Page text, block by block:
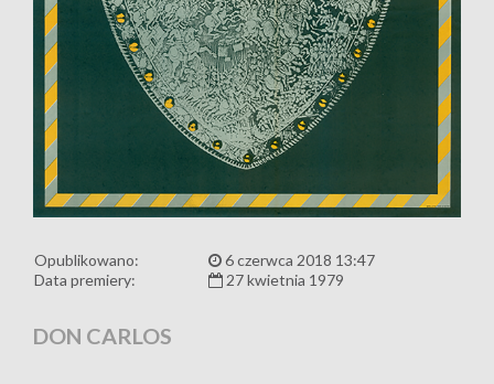
Opublikowano:
6 czerwca 2018 13:47
Data premiery:
27 kwietnia 1979
DON CARLOS